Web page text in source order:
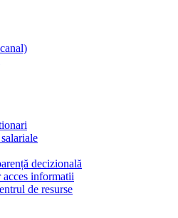
decizională
informatii
de resurse